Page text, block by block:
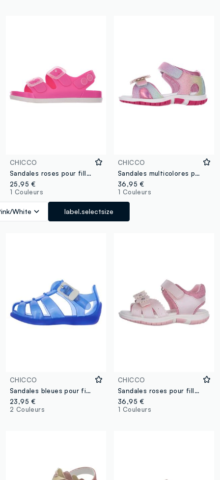
CHICCO
Sandales roses pour filles avec fermeture réglable
25,95 €
1 Couleurs
White label.selectsize
CHICCO
Sandales multicolores pour fille avec fleur décorative
36,95 €
1 Couleurs
CHICCO
Sandales bleues pour filles avec fermeture réglable
23,95 €
2 Couleurs
CHICCO
Sandales roses pour fille avec fermeture à scratch et décorations florales
36,95 €
1 Couleurs